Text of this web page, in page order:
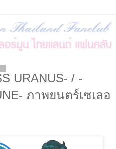
URANUS- / -
ภาพยนตร์เซเลอ